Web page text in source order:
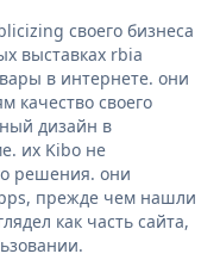
своего бизнеса
выставках rbia
в интернете. они
качество своего
дизайн в
их Kibo не
решения. они
прежде чем нашли
как часть сайта,